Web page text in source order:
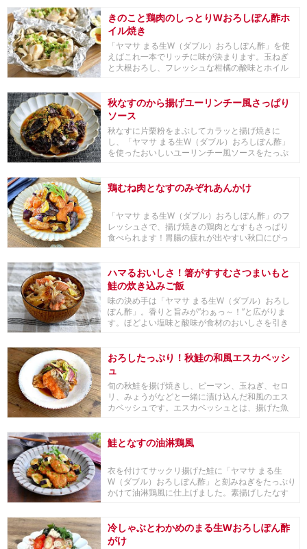
きのこと鶏肉のしっとりWおろしぽん酢ホ
イル焼き
「ヤマサ まる生W（ダブル）おろしぽん酢」を使
えばこれ一本でリッチに味が決まります。玉ねぎ
と大根おろし、フレッシュな柑橘の酸味とホイル
秋なすのから揚げユーリンチー風さっぱり
ソース
秋なすに片栗粉をまぶしてカラッと揚げ焼きに
し、「ヤマサ まる生W（ダブル）おろしぽん酢」
を使ったおいしいユーリンチー風ソースをたっぷ
鶏むね肉となすのみぞれあんかけ
「ヤマサ まる生W（ダブル）おろしぽん酢」のフ
レッシュさで、揚げ焼きの鶏肉となすもさっぱり
食べられます！胃腸の疲れが出やすい秋口にぴっ
ハマるおいしさ！箸がすすむさつまいもと
鮭の炊き込みご飯
味の決め手は「ヤマサ まる生W（ダブル）おろし
ぽん酢」。香りと旨みが”わぁっ～！”と広がりま
す。ほどよい塩味と酸味が食材のおいしさを引き
おろしたっぷり！秋鮭の和風エスカベッシ
ュ
旬の秋鮭を揚げ焼きし、ピーマン、玉ねぎ、セロ
リ、みょうがなどと一緒に漬け込んだ和風のエス
カベッシュです。エスカベッシュとは、揚げた魚
鮭となすの油淋鶏風
衣を付けてサックリ揚げた鮭に「ヤマサ まる生
W（ダブル）おろしぽん酢」と刻みねぎをたっぷり
かけて油淋鶏風に仕上げました。素揚げしたなす
冷しゃぶとわかめのまる生Wおろしぽん酢
がけ